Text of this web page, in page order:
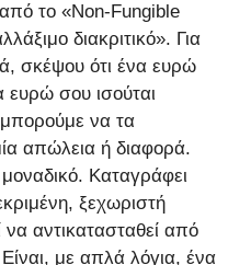
το «Non-Fungible
διακριτικό». Για
σκέψου ότι ένα ευρώ
ευρώ σου ισούται
να τα
απώλεια ή διαφορά.
Καταγράφει
ξεχωριστή
αντικατασταθεί από
με απλά λόγια, ένα